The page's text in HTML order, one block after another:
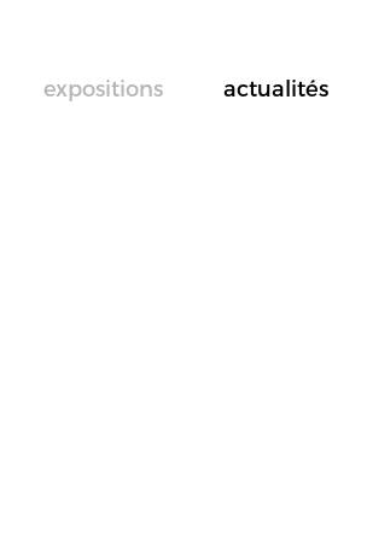
expositions actualités